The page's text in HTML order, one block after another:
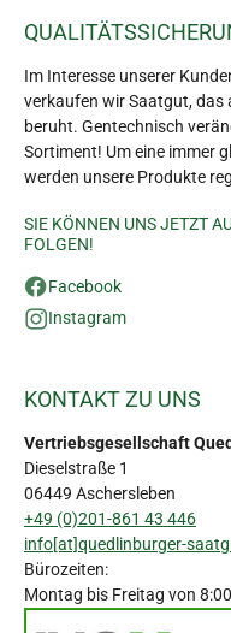
Im Interesse unserer
verkaufen wir Saatgut,
beruht. Gentechnisch
Sortiment! Um eine immer
werden unsere Produkte
SIE KÖNNEN UNS JETZT
FOLGEN!
Facebook
Instagram
KONTAKT ZU UNS
Vertriebsgesellschaft
Dieselstraße 1
06449 Aschersleben
+49 (0)201-861 43 446
info[at]quedlinburger-
Bürozeiten:
Montag bis Freitag von